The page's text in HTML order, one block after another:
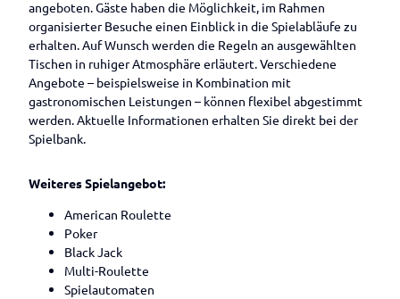
Veranstaltungen melden
angeboten. Gäste haben die Möglichkeit, im Rahmen
organisierter Besuche einen Einblick in die Spielabläufe zu
erhalten. Auf Wunsch werden die Regeln an ausgewählten
Tischen in ruhiger Atmosphäre erläutert. Verschiedene
Angebote – beispielsweise in Kombination mit
gastronomischen Leistungen – können flexibel abgestimmt
werden. Aktuelle Informationen erhalten Sie direkt bei der
Spielbank.
Weiteres Spielangebot:
American Roulette
Poker
Black Jack
Multi-Roulette
Spielautomaten